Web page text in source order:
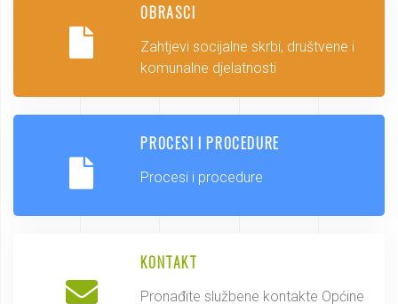
OBRASCI
Zahtjevi socijalne skrbi, društvene i
komunalne djelatnosti
PROCESI I PROCEDURE
Procesi i procedure
KONTAKT
Pronađite službene kontakte Općine